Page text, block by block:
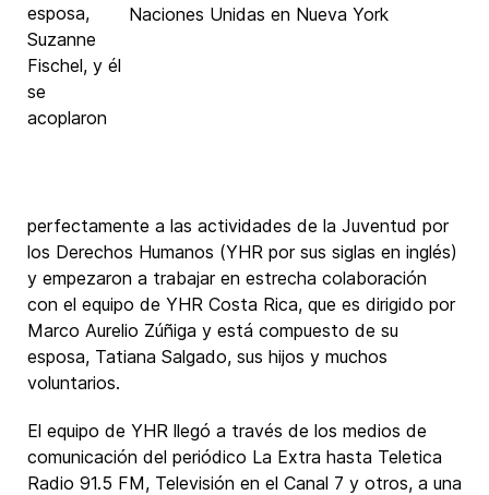
esposa,
Suzanne
Fischel, y él
se
acoplaron
perfectamente a las actividades de la Juventud por
los Derechos Humanos (YHR por sus siglas en inglés)
y empezaron a trabajar en estrecha colaboración
con el equipo de YHR Costa Rica, que es dirigido por
Marco Aurelio Zúñiga y está compuesto de su
esposa, Tatiana Salgado, sus hijos y muchos
voluntarios.
El equipo de YHR llegó a través de los medios de
comunicación del periódico La Extra hasta Teletica
Radio 91.5 FM, Televisión en el Canal 7 y otros, a una